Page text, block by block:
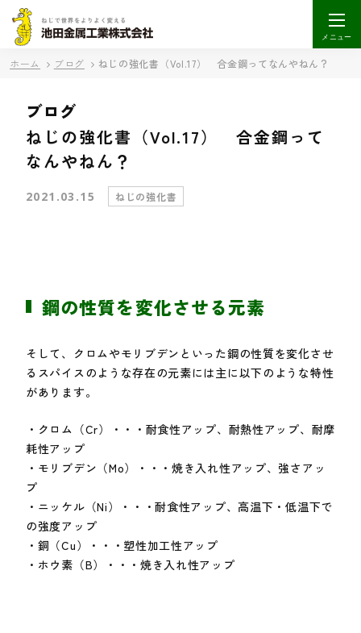
メニュー
ホーム ブログ ねじの強化書（Vol.17） 合金鋼ってなんやねん？
ブログ
ねじの強化書（Vol.17） 合金鋼って
なんやねん？
2021.03.15 ねじの強化書
鋼の性質を変化させる元素
そして、クロムやモリブデンといった鋼の性質を変化させ
るスパイスのような存在の元素には主に以下のような特性
があります。
・クロム（Cr）・・・耐食性アップ、耐熱性アップ、耐摩
耗性アップ
・モリブデン（Mo）・・・焼き入れ性アップ、強さアッ
プ
・ニッケル（Ni）・・・耐食性アップ、高温下・低温下で
の強度アップ
・銅（Cu）・・・塑性加工性アップ
・ホウ素（B）・・・焼き入れ性アップ